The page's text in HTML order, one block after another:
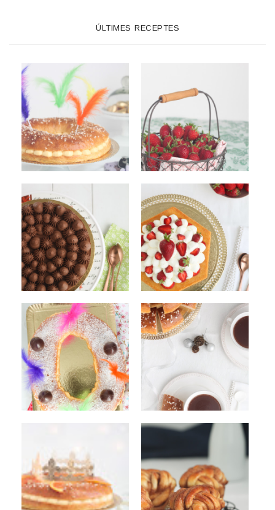
ÚLTIMES RECEPTES